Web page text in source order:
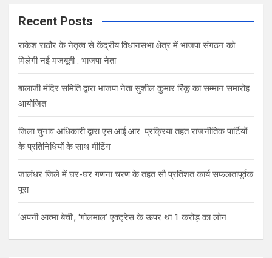
Recent Posts
राकेश राठौर के नेतृत्व से केंद्रीय विधानसभा क्षेत्र में भाजपा संगठन को
मिलेगी नई मजबूती : भाजपा नेता
बालाजी मंदिर समिति द्वारा भाजपा नेता सुशील कुमार रिंकू का सम्मान समारोह
आयोजित
जिला चुनाव अधिकारी द्वारा एस.आई.आर. प्रक्रिया तहत राजनीतिक पार्टियों
के प्रतिनिधियों के साथ मीटिंग
जालंधर जिले में घर-घर गणना चरण के तहत सौ प्रतिशत कार्य सफलतापूर्वक
पूरा
‘अपनी आत्मा बेची’, ‘गोलमाल’ एक्ट्रेस के ऊपर था 1 करोड़ का लोन